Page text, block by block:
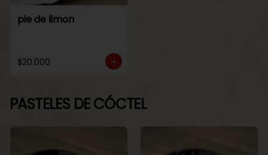
pie de limon
$20.000
PASTELES DE CÓCTEL